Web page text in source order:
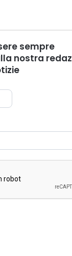
sempre
nostra